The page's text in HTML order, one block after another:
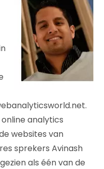
analytics
websites van
sprekers Avinash
als één van de